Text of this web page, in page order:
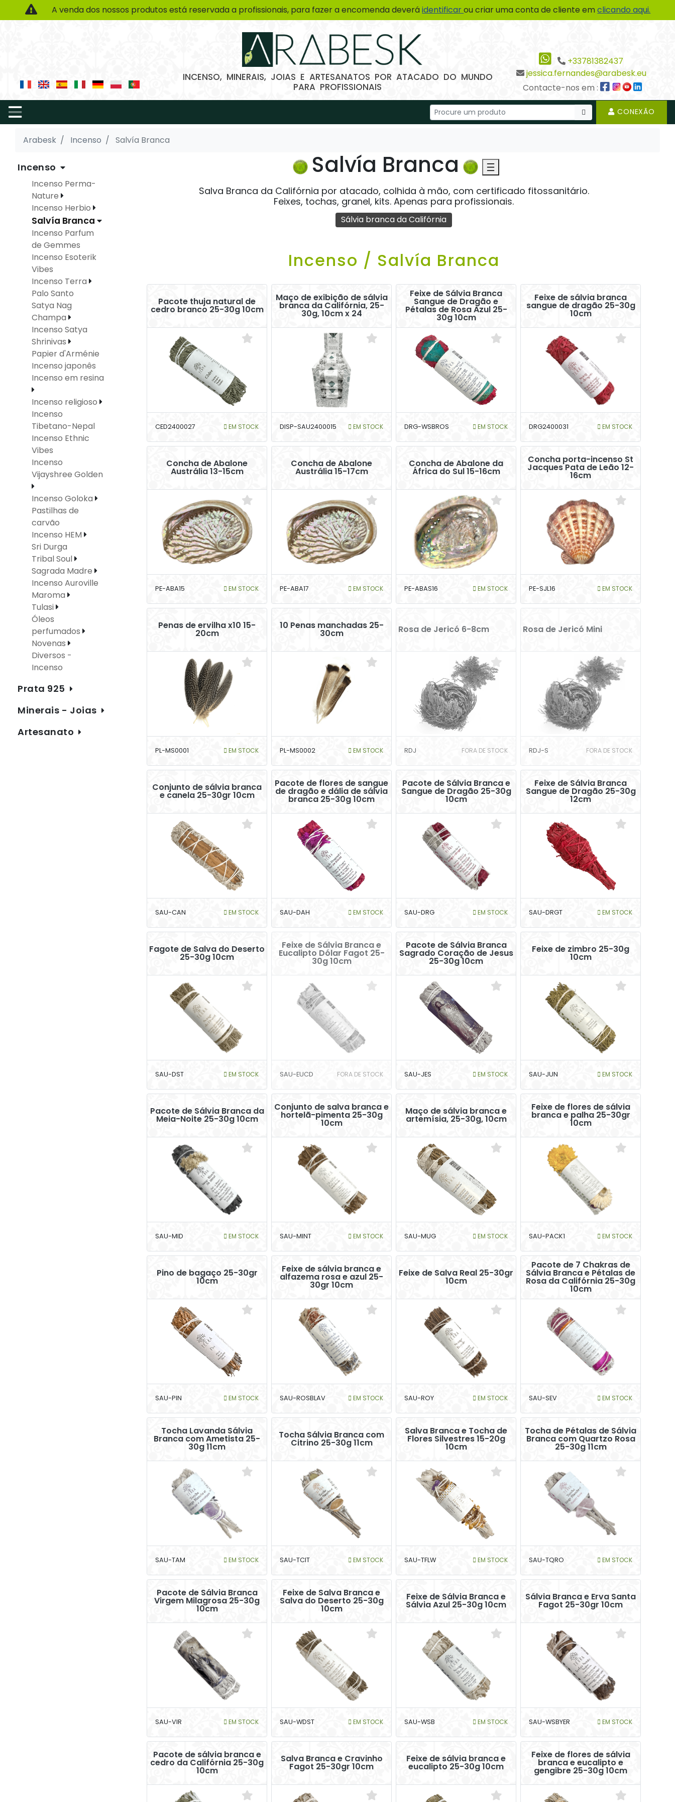
A venda dos nossos produtos está reservada a profissionais, para fazer a encomenda deveráidentificarou criar uma conta de cliente emclicando aqui.
INCENSO, MINERAIS, JOIAS E ARTESANATOS POR ATACADO DO MUNDO
PARA PROFISSIONAIS
+33781382437
jessica.fernandes@arabesk.eu
Contacte-nos em :
CONEXÃO
Arabesk Incenso Salvía Branca
Incenso
Incenso Perma-
Nature
Incenso Herbio
Salvía Branca
Incenso Parfum
de Gemmes
Incenso Esoterik
Vibes
Incenso Terra
Palo Santo
Satya Nag
Champa
Incenso Satya
Shrinivas
Papier d'Arménie
Incenso japonês
Incenso em resina
Incenso religioso
Incenso
Tibetano-Nepal
Incenso Ethnic
Vibes
Incenso
Vijayshree Golden
Incenso Goloka
Pastilhas de
carvão
Incenso HEM
Sri Durga
Tribal Soul
Sagrada Madre
Incenso Auroville
Maroma
Tulasi
Óleos
perfumados
Novenas
Diversos -
Incenso
Prata 925
Minerais - Joias
Artesanato
Salvía Branca
Salva Branca da Califórnia por atacado, colhida à mão, com certificado fitossanitário.
Feixes, tochas, granel, kits. Apenas para profissionais.
Sálvia branca da Califórnia
Incenso / Salvía Branca
Pacote thuja natural de
cedro branco 25-30g 10cm
CED2400027 EM STOCK
Maço de exibição de sálvia
branca da Califórnia, 25-
30g, 10cm x 24
DISP-SAU2400015 EM STOCK
Feixe de Sálvia Branca
Sangue de Dragão e
Pétalas de Rosa Azul 25-
30g 10cm
DRG-WSBROS EM STOCK
Feixe de sálvia branca
sangue de dragão 25-30g
10cm
DRG2400031 EM STOCK
Concha de Abalone
Austrália 13-15cm
PE-ABA15 EM STOCK
Concha de Abalone
Austrália 15-17cm
PE-ABA17 EM STOCK
Concha de Abalone da
África do Sul 15-16cm
PE-ABAS16 EM STOCK
Concha porta-incenso St
Jacques Pata de Leão 12-
16cm
PE-SJL16 EM STOCK
Penas de ervilha x10 15-
20cm
PL-MS0001 EM STOCK
10 Penas manchadas 25-
30cm
PL-MS0002 EM STOCK
Rosa de Jericó 6-8cm
RDJ FORA DE STOCK
Rosa de Jericó Mini
RDJ-S FORA DE STOCK
Conjunto de sálvia branca
e canela 25-30gr 10cm
SAU-CAN EM STOCK
Pacote de flores de sangue
de dragão e dália de sálvia
branca 25-30g 10cm
SAU-DAH EM STOCK
Pacote de Sálvia Branca e
Sangue de Dragão 25-30g
10cm
SAU-DRG EM STOCK
Feixe de Sálvia Branca
Sangue de Dragão 25-30g
12cm
SAU-DRGT EM STOCK
Fagote de Salva do Deserto
25-30g 10cm
SAU-DST EM STOCK
Feixe de Sálvia Branca e
Eucalipto Dólar Fagot 25-
30g 10cm
SAU-EUCD FORA DE STOCK
Pacote de Sálvia Branca
Sagrado Coração de Jesus
25-30g 10cm
SAU-JES EM STOCK
Feixe de zimbro 25-30g
10cm
SAU-JUN EM STOCK
Pacote de Sálvia Branca da
Meia-Noite 25-30g 10cm
SAU-MID EM STOCK
Conjunto de salva branca e
hortelã-pimenta 25-30g
10cm
SAU-MINT EM STOCK
Maço de sálvia branca e
artemísia, 25-30g, 10cm
SAU-MUG EM STOCK
Feixe de flores de sálvia
branca e palha 25-30gr
10cm
SAU-PACK1 EM STOCK
Pino de bagaço 25-30gr
10cm
SAU-PIN EM STOCK
Feixe de sálvia branca e
alfazema rosa e azul 25-
30gr 10cm
SAU-ROSBLAV EM STOCK
Feixe de Salva Real 25-30gr
10cm
SAU-ROY EM STOCK
Pacote de 7 Chakras de
Sálvia Branca e Pétalas de
Rosa da Califórnia 25-30g
10cm
SAU-SEV EM STOCK
Tocha Lavanda Sálvia
Branca com Ametista 25-
30g 11cm
SAU-TAM EM STOCK
Tocha Sálvia Branca com
Citrino 25-30g 11cm
SAU-TCIT EM STOCK
Salva Branca e Tocha de
Flores Silvestres 15-20g
10cm
SAU-TFLW EM STOCK
Tocha de Pétalas de Sálvia
Branca com Quartzo Rosa
25-30g 11cm
SAU-TQRO EM STOCK
Pacote de Sálvia Branca
Virgem Milagrosa 25-30g
10cm
SAU-VIR EM STOCK
Feixe de Salva Branca e
Salva do Deserto 25-30g
10cm
SAU-WDST EM STOCK
Feixe de Sálvia Branca e
Sálvia Azul 25-30g 10cm
SAU-WSB EM STOCK
Sálvia Branca e Erva Santa
Fagot 25-30gr 10cm
SAU-WSBYER EM STOCK
Pacote de sálvia branca e
cedro da Califórnia 25-30g
10cm
Salva Branca e Cravinho
Fagot 25-30gr 10cm
Feixe de sálvia branca e
eucalipto 25-30g 10cm
Feixe de flores de sálvia
branca e eucalipto e
gengibre 25-30g 10cm